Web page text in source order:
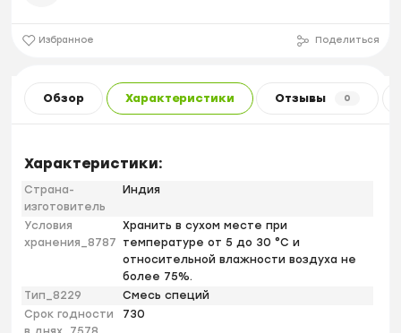
Избранное Поделиться
Обзор Характеристики Отзывы 0
Характеристики:
Страна-
изготовитель
Индия
Условия
хранения_8787
Хранить в сухом месте при
температуре от 5 до 30 °С и
относительной влажности воздуха не
более 75%.
Тип_8229
Смесь специй
Срок годности
730